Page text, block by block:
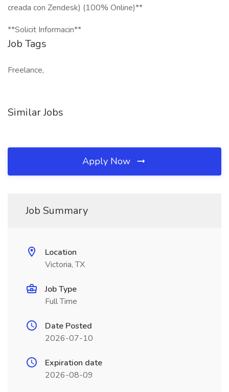
creada con Zendesk) (100% Online)**
**Solicit Informacin**
Job Tags
Freelance,
Similar Jobs
Apply Now
Job Summary
Location
Victoria, TX
Job Type
Full Time
Date Posted
2026-07-10
Expiration date
2026-08-09